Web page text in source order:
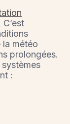
la météo
prolongées.
: